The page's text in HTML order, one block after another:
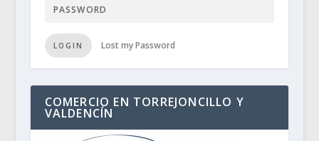
LOGIN Lost my Password
COMERCIO EN TORREJONCILLO Y
VALDENCÍN